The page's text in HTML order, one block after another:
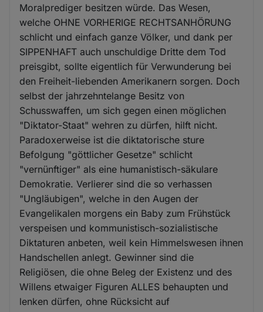
Moralprediger besitzen würde. Das Wesen,
welche OHNE VORHERIGE RECHTSANHÖRUNG
schlicht und einfach ganze Völker, und dank per
SIPPENHAFT auch unschuldige Dritte dem Tod
preisgibt, sollte eigentlich für Verwunderung bei
den Freiheit-liebenden Amerikanern sorgen. Doch
selbst der jahrzehntelange Besitz von
Schusswaffen, um sich gegen einen möglichen
"Diktator-Staat" wehren zu dürfen, hilft nicht.
Paradoxerweise ist die diktatorische sture
Befolgung "göttlicher Gesetze" schlicht
"vernünftiger" als eine humanistisch-säkulare
Demokratie. Verlierer sind die so verhassen
"Ungläubigen", welche in den Augen der
Evangelikalen morgens ein Baby zum Frühstück
verspeisen und kommunistisch-sozialistische
Diktaturen anbeten, weil kein Himmelswesen ihnen
Handschellen anlegt. Gewinner sind die
Religiösen, die ohne Beleg der Existenz und des
Willens etwaiger Figuren ALLES behaupten und
lenken dürfen, ohne Rücksicht auf